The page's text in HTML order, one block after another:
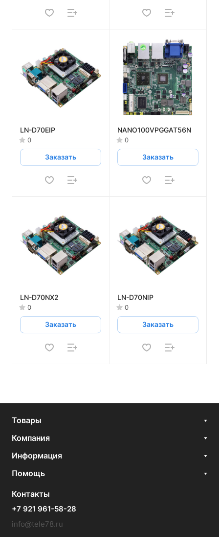
LN-D70EIP
0
Заказать
NANO100VPGGAT56N
0
Заказать
LN-D70NX2
0
Заказать
LN-D70NIP
0
Заказать
Товары
Компания
Информация
Помощь
Контакты
+7 921 961-58-28
info@tele78.ru